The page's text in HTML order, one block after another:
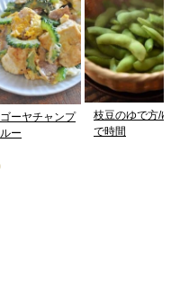
ゴーヤチャンプ
ルー
枝豆のゆで方/ゆ
で時間